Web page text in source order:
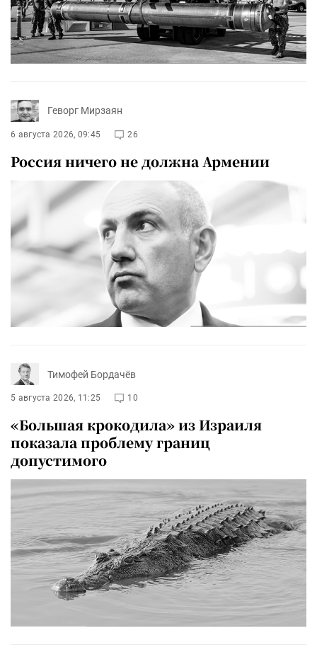
Геворг Мирзаян
6 августа 2026, 09:45 26
Россия ничего не должна Армении
Тимофей Бордачёв
5 августа 2026, 11:25 10
«Большая крокодила» из Израиля
показала проблему границ
допустимого